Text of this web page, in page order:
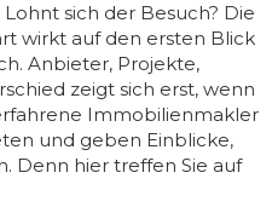
sich der Besuch? Die
wirkt auf den ersten Blick
Anbieter, Projekte,
zeigt sich erst, wenn
Immobilienmakler
und geben Einblicke,
Denn hier treffen Sie auf